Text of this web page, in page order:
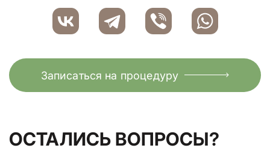
Записаться на процедуру
ОСТАЛИСЬ ВОПРОСЫ?